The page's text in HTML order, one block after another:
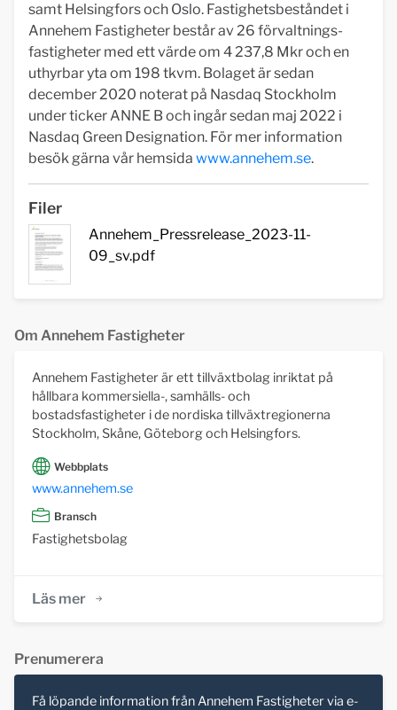
samt Helsingfors och Oslo. Fastighetsbeståndet i
Annehem Fastigheter består av 26 förvaltnings-
fastigheter med ett värde om 4 237,8 Mkr och en
uthyrbar yta om 198 tkvm. Bolaget är sedan
december 2020 noterat på Nasdaq Stockholm
under ticker ANNE B och ingår sedan maj 2022 i
Nasdaq Green Designation. För mer information
besök gärna vår hemsida www.annehem.se.
Filer
Annehem_Pressrelease_2023-11-
09_sv.pdf
Om Annehem Fastigheter
Annehem Fastigheter är ett tillväxtbolag inriktat på
hållbara kommersiella-, samhälls- och
bostadsfastigheter i de nordiska tillväxtregionerna
Stockholm, Skåne, Göteborg och Helsingfors.
Webbplats
www.annehem.se
Bransch
Fastighetsbolag
Läs mer
Prenumerera
Få löpande information från Annehem Fastigheter via e-